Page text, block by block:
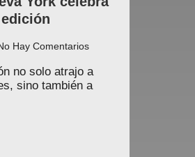
Hay Comentarios
no solo atrajo a
sino también a